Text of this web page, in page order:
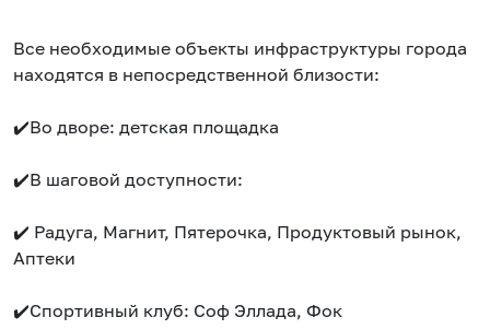
Все необходимые объекты инфраструктуры города
находятся в непосредственной близости:
✔️Во дворе: детская площадка
✔️В шаговой доступности:
✔️ Радуга, Магнит, Пятерочка, Продуктовый рынок,
Аптеки
✔️Спортивный клуб: Соф Эллада, Фок